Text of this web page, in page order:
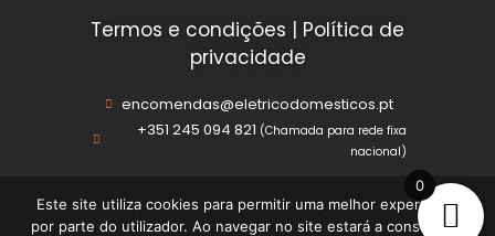
Termos e condições | Política de
privacidade
encomendas@eletricodomesticos.pt
+351 245 094 821 (Chamada para rede fixa
nacional)
0
Este site utiliza cookies para permitir uma melhor experiência
por parte do utilizador. Ao navegar no site estará a consentir a